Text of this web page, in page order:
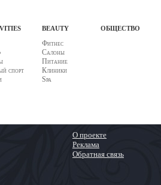
спорт
beauty
Фитнес
Салоны
Питание
Клиники
Spa
общество
О проекте
Реклама
Обратная связь